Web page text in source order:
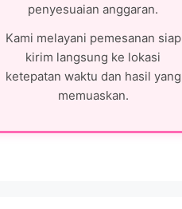
penyesuaian anggaran.
Kami melayani pemesanan siap
kirim langsung ke lokasi
ketepatan waktu dan hasil yang
memuaskan.